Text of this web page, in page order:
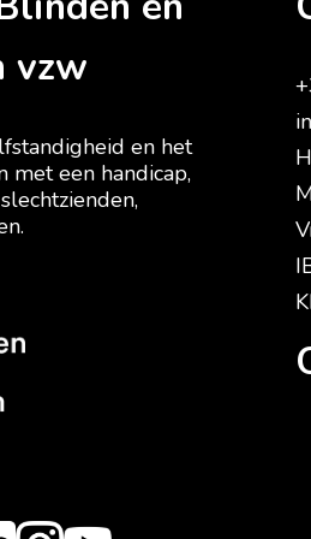
vzw
en het
met een handicap,